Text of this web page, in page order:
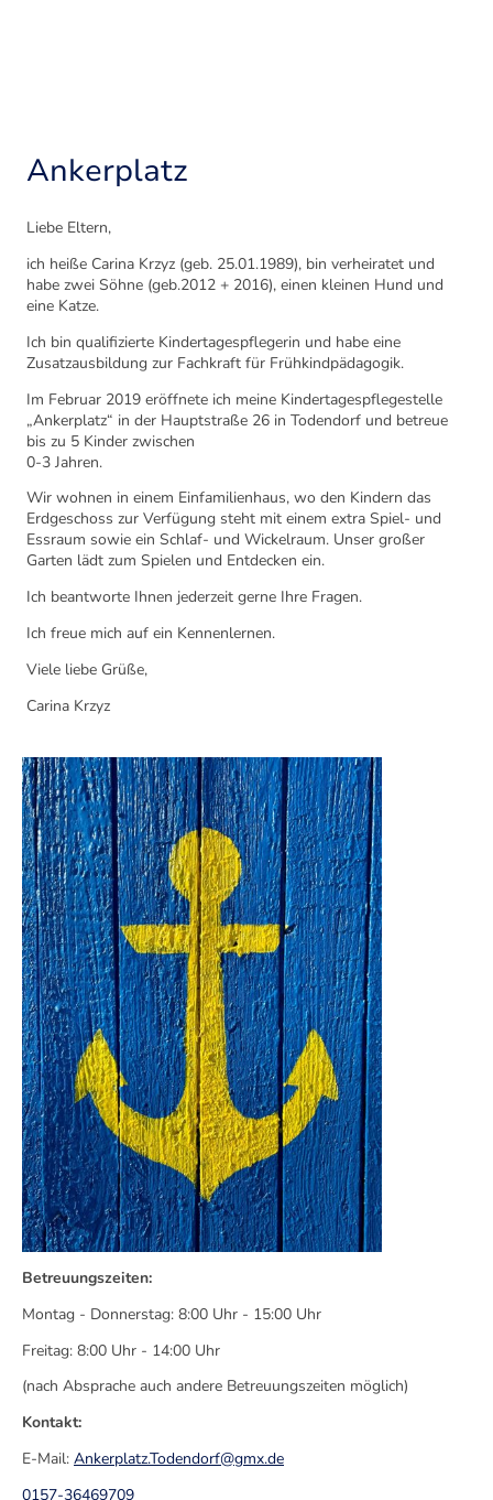
Ankerplatz
Liebe Eltern,
ich heiße Carina Krzyz (geb. 25.01.1989), bin verheiratet und
habe zwei Söhne (geb.2012 + 2016), einen kleinen Hund und
eine Katze.
Ich bin qualifizierte Kindertagespflegerin und habe eine
Zusatzausbildung zur Fachkraft für Frühkindpädagogik.
Im Februar 2019 eröffnete ich meine Kindertagespflegestelle
„Ankerplatz“ in der Hauptstraße 26 in Todendorf und betreue
bis zu 5 Kinder zwischen
0-3 Jahren.
Wir wohnen in einem Einfamilienhaus, wo den Kindern das
Erdgeschoss zur Verfügung steht mit einem extra Spiel- und
Essraum sowie ein Schlaf- und Wickelraum. Unser großer
Garten lädt zum Spielen und Entdecken ein.
Ich beantworte Ihnen jederzeit gerne Ihre Fragen.
Ich freue mich auf ein Kennenlernen.
Viele liebe Grüße,
Carina Krzyz
Betreuungszeiten:
Montag - Donnerstag: 8:00 Uhr - 15:00 Uhr
Freitag: 8:00 Uhr - 14:00 Uhr
(nach Absprache auch andere Betreuungszeiten möglich)
Kontakt:
E-Mail: Ankerplatz.Todendorf@gmx.de
0157-36469709